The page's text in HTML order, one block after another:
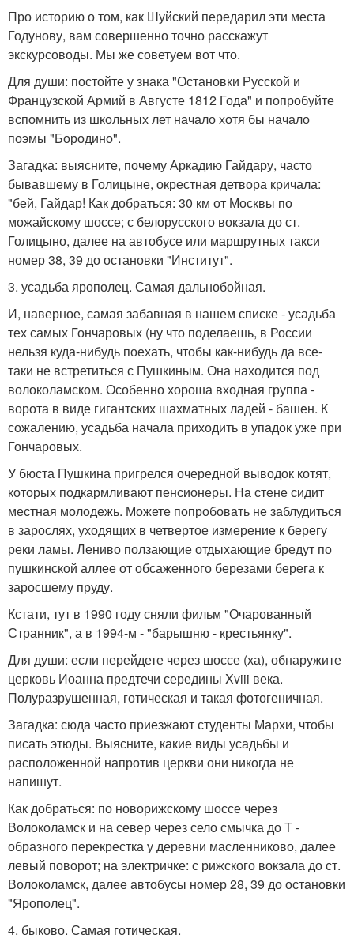
Про историю о том, как Шуйский передарил эти места
Годунову, вам совершенно точно расскажут
экскурсоводы. Мы же советуем вот что.
Для души: постойте у знака "Остановки Русской и
Французской Армий в Августе 1812 Года" и попробуйте
вспомнить из школьных лет начало хотя бы начало
поэмы "Бородино".
Загадка: выясните, почему Аркадию Гайдару, часто
бывавшему в Голицыне, окрестная детвора кричала:
"бей, Гайдар! Как добраться: 30 км от Москвы по
можайскому шоссе; с белорусского вокзала до ст.
Голицыно, далее на автобусе или маршрутных такси
номер 38, 39 до остановки "Институт".
3. усадьба ярополец. Самая дальнобойная.
И, наверное, самая забавная в нашем списке - усадьба
тех самых Гончаровых (ну что поделаешь, в России
нельзя куда-нибудь поехать, чтобы как-нибудь да все-
таки не встретиться с Пушкиным. Она находится под
волоколамском. Особенно хороша входная группа -
ворота в виде гигантских шахматных ладей - башен. К
сожалению, усадьба начала приходить в упадок уже при
Гончаровых.
У бюста Пушкина пригрелся очередной выводок котят,
которых подкармливают пенсионеры. На стене сидит
местная молодежь. Можете попробовать не заблудиться
в зарослях, уходящих в четвертое измерение к берегу
реки ламы. Лениво ползающие отдыхающие бредут по
пушкинской аллее от обсаженного березами берега к
заросшему пруду.
Кстати, тут в 1990 году сняли фильм "Очарованный
Странник", а в 1994-м - "барышню - крестьянку".
Для души: если перейдете через шоссе (ха), обнаружите
церковь Иоанна предтечи середины Xviii века.
Полуразрушенная, готическая и такая фотогеничная.
Загадка: сюда часто приезжают студенты Мархи, чтобы
писать этюды. Выясните, какие виды усадьбы и
расположенной напротив церкви они никогда не
напишут.
Как добраться: по новорижскому шоссе через
Волоколамск и на север через село смычка до Т -
образного перекрестка у деревни масленниково, далее
левый поворот; на электричке: с рижского вокзала до ст.
Волоколамск, далее автобусы номер 28, 39 до остановки
"Ярополец".
4. быково. Самая готическая.